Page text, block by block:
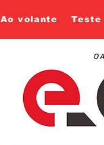
Ao volante Teste